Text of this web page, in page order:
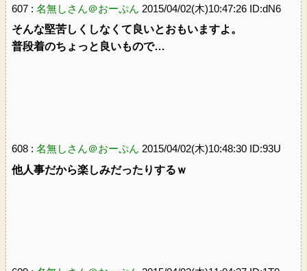
607 : 名無しさん＠おーぷん 2015/04/02(木)10:47:26 ID:dN6
そんな堅苦しくしなくて良いとおもいますよ。
普段着のちょっと良いもので…
608 : 名無しさん＠おーぷん 2015/04/02(木)10:48:30 ID:93U
他人事だから楽しみだったりするｗ